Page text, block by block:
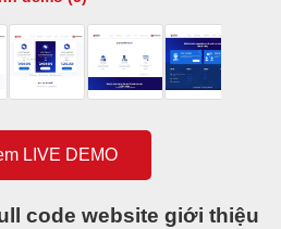
LIVE DEMO
code website giới thiệu